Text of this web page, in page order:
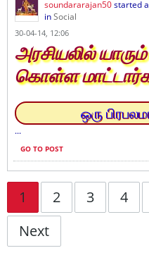
soundararajan50started
inSocial
30-04-14, 12:06
அரசியலில்
கொள்ள
ஒரு
...
GO TO POST
1 2 3 4
Next